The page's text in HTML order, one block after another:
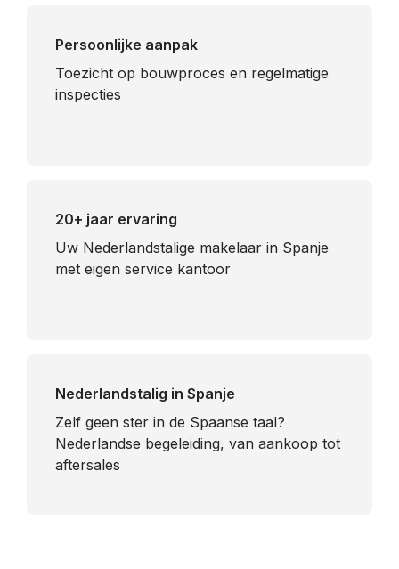
Persoonlijke aanpak
Toezicht op bouwproces en regelmatige
inspecties
20+ jaar ervaring
Uw Nederlandstalige makelaar in Spanje
met eigen service kantoor
Nederlandstalig in Spanje
​Zelf geen ster in de Spaanse taal?
Nederlandse begeleiding, van aankoop tot
aftersales